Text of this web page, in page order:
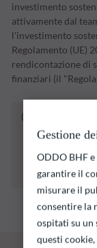
investimento
attivamente dal
l'investimento
Regolamento (UE)
rendicontazione di
finanziari (il
rischio di
indicativi di
tempo.
Gestione
ODDO BHF
garantire il
misurare il
consentire la
ospitati su un
questi